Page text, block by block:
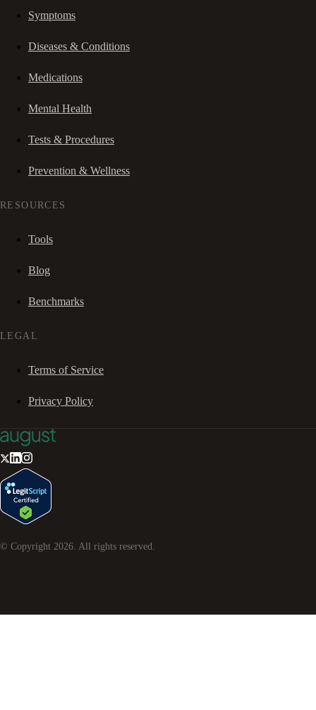
Symptoms
Diseases & Conditions
Medications
Mental Health
Tests & Procedures
Prevention & Wellness
RESOURCES
Tools
Blog
Benchmarks
LEGAL
Terms of Service
Privacy Policy
© Copyright 2026. All rights reserved.